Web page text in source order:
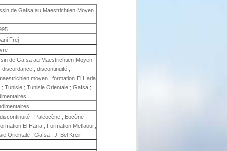
de Gafsa au Maestrichtien Moyen
Frej
de Gafsa au Maestrichtien Moyen -
; discontinuité ;
moyen ; formation El Haria
Tunisie ; Tunisie Orientale ; Gafsa ;
; Paléocène ; Eocène ;
El Haria ; Formation Metlaoui ;
Orientale ; Gafsa ; J. Bel Kreir